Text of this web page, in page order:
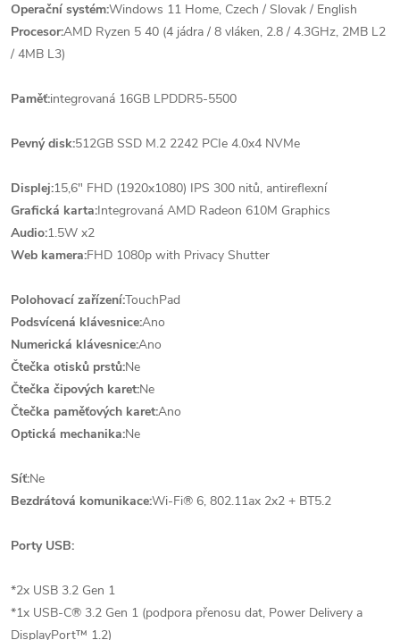
Operační systém:Windows 11 Home, Czech / Slovak / English
Procesor:AMD Ryzen 5 40 (4 jádra / 8 vláken, 2.8 / 4.3GHz, 2MB L2
/ 4MB L3)
Paměť:integrovaná 16GB LPDDR5-5500
Pevný disk:512GB SSD M.2 2242 PCIe 4.0x4 NVMe
Displej:15,6" FHD (1920x1080) IPS 300 nitů, antireflexní
Grafická karta:Integrovaná AMD Radeon 610M Graphics
Audio:1.5W x2
Web kamera:FHD 1080p with Privacy Shutter
Polohovací zařízení:TouchPad
Podsvícená klávesnice:Ano
Numerická klávesnice:Ano
Čtečka otisků prstů:Ne
Čtečka čipových karet:Ne
Čtečka paměťových karet:Ano
Optická mechanika:Ne
Síť:Ne
Bezdrátová komunikace:Wi-Fi® 6, 802.11ax 2x2 + BT5.2
Porty USB:
*2x USB 3.2 Gen 1
*1x USB-C® 3.2 Gen 1 (podpora přenosu dat, Power Delivery a
DisplayPort™ 1.2)